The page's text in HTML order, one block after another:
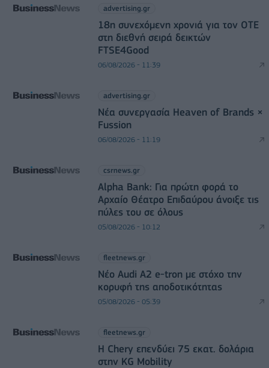
advertising.gr
18η συνεχόμενη χρονιά για τον ΟΤΕ
στη διεθνή σειρά δεικτών
FTSE4Good
06/08/2026 - 11:39
advertising.gr
Νέα συνεργασία Heaven of Brands ×
Fussion
06/08/2026 - 11:19
csrnews.gr
Alpha Bank: Για πρώτη φορά το
Αρχαίο Θέατρο Επιδαύρου άνοιξε τις
πύλες του σε όλους
05/08/2026 - 10:12
fleetnews.gr
Νέο Audi A2 e-tron με στόχο την
κορυφή της αποδοτικότητας
05/08/2026 - 05:39
fleetnews.gr
Η Chery επενδύει 75 εκατ. δολάρια
στην KG Mobility